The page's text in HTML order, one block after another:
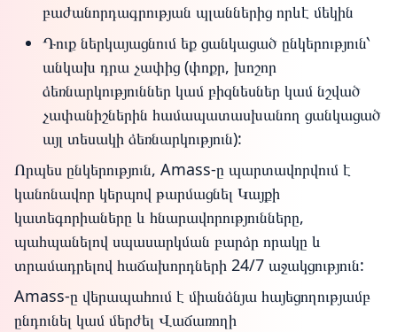
բաժանորդագրության պլաններից որևէ մեկին
Դուք ներկայացնում եք ցանկացած ընկերություն՝
անկախ դրա չափից (փոքր, խոշոր
ձեռնարկություններ կամ բիզնեսներ կամ նշված
չափանիշներին համապատասխանող ցանկացած
այլ տեսակի ձեռնարկություն):
Որպես ընկերություն, Amass-ը պարտավորվում է
կանոնավոր կերպով թարմացնել Կայքի
կատեգորիաները և հնարավորությունները,
պահպանելով սպասարկման բարձր որակը և
տրամադրելով հաճախորդների 24/7 աջակցություն:
Amass-ը վերապահում է միանձնյա հայեցողությամբ
ընդունել կամ մերժել Վաճառողի